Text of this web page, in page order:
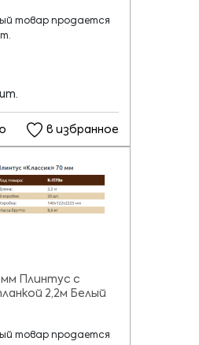
товар продается
в избранное
Плинтус с
2,2м Белый
товар продается